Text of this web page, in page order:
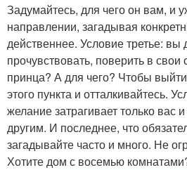
Задумайтесь, для чего он вам, и
направлении, загадывая
действеннее. Условие третье:
прочувствовать, поверить в свои
принца? А для чего? Чтобы
этого пункта и отталкивайтесь.
желание затрагивает только вас
другим. И последнее, что
загадывайте часто и много. Не
Хотите дом с восемью